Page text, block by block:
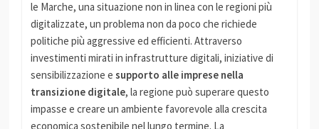
le Marche, una situazione non in linea con le regioni più
digitalizzate, un problema non da poco che richiede
politiche più aggressive ed efficienti. Attraverso
investimenti mirati in infrastrutture digitali, iniziative di
sensibilizzazione e supporto alle imprese nella
transizione digitale, la regione può superare questo
impasse e creare un ambiente favorevole alla crescita
economica sostenibile nel lungo termine. La